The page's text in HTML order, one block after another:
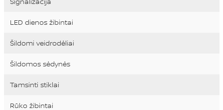
LED dienos žibintai
Šildomi veidrodėliai
Šildomos sėdynės
Tamsinti stiklai
Rūko žibintai